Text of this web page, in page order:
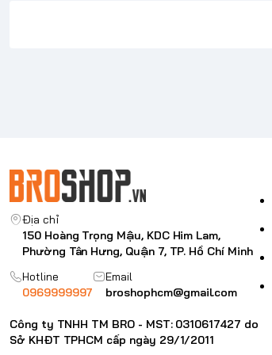
Địa chỉ
150 Hoàng Trọng Mậu, KDC Him Lam,
Phường Tân Hưng, Quận 7, TP. Hồ Chí Minh
Hotline
0969999997
Email
broshophcm@gmail.com
Công ty TNHH TM BRO - MST: 0310617427 do
Sở KHĐT TPHCM cấp ngày 29/1/2011